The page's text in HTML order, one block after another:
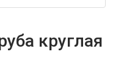
круглая